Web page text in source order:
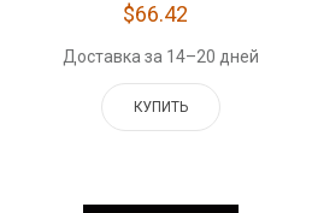
$66.42
Доставка за 14–20 дней
КУПИТЬ